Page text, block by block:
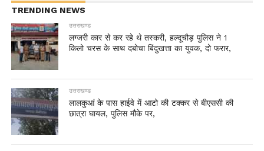
TRENDING NEWS
उत्तराखण्ड
लग्जरी कार से कर रहे थे तस्करी, हल्दूचौड़ पुलिस ने 1
किलो चरस के साथ दबोचा बिंदुखत्ता का युवक, दो फरार,
उत्तराखण्ड
लालकुआं के पास हाईवे में आटो की टक्कर से बीएससी की
छात्रा घायल, पुलिस मौके पर,